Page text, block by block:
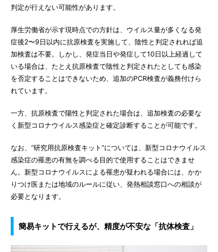
判定が行えない可能性があります。
厚生労働省が示す現時点での方針は、ウイルス量が多くなる発
症後2〜9日以内に抗原検査を実施して、陰性と判定されれば追
加検査は不要。しかし、発症当日や発症して10日以上経過して
いる場合は、たとえ抗原検査で陰性と判定されたとしても感染
を否定することはできないため、追加のPCR検査が義務付けら
れています。
一方、抗原検査で陽性と判定された場合は、追加検査の必要な
く新型コロナウイルス感染症と確定診断することが可能です。
なお、“研究用抗原検査キット”については、新型コロナウイルス
感染症の罹患の有無を調べる目的で使用することはできませ
ん。新型コロナウイルスによる罹患が疑われる場合には、かか
りつけ医または地域のルールに従い、発熱相談窓口への相談が
必要となります。
簡易キットで行えるが、精度が不安な「抗体検査」